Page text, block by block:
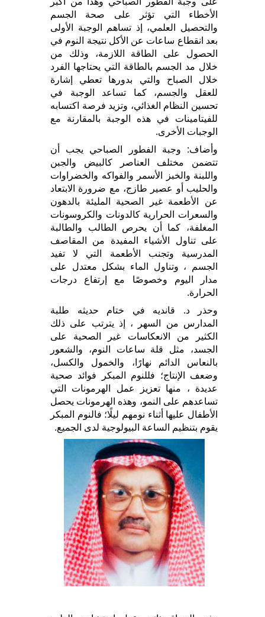
الأخطاء التي تؤثر على صحة الجسم
والتحصيل العلمي، إذ تساهم الوجبة الأولى
بعد انقطاع ساعات عن الأكل نتيجة النوم في
الحصول على الطاقة اللازمة، وذلك من
خلال مد الجسم بالطاقة التي يحتاجها الفرد
خلال الصباح والتي بدورها تعطي إشارة
للعقل والجسم، كما تساعد الوجبة في
تحسين النظام الغذائي، وتزيد فرصة اكتسابه
للفيتامينات في هذه الوجبة بالمقارنة مع
الوجبات الأخرى.
وأضاف: وجبة الفطور الصباحي يجب أن
تتضمن مختلف العناصر كالبيض والجبن
واللبنة والخبز الأسمر والفواكه والخضراوات
والحليب أو عصير طازج، مع ضرورة الابتعاد
عن الأطعمة غير الصحية المليئة بالدهون
والسعرات الحرارية كالدونات والكروسونات
المغلفة، كما أن يحرص الطالب والطالبة
على تناول الأشياء المفيدة من المقاصف
المدرسية وتجنب الأطعمة التي لا تفيد
الجسم ، وتناول الماء بشكل معتدل على
مدار اليوم وخصوصًا مع إرتفاع درجات
الحرارة.
وحذر د. قانديه في ختام حديثه طلبة
المدارس من السهر ، إذ يترتب على ذلك
الكثير من الانعكاسات غير الصحية على
الجسد، مثل قلة ساعات النوم، والشعور
بالنعاس الدائم نهارًا، والخمول والكسل،
وضعف الإنتاج؛ فللنوم المبكر فوائد صحية
عديدة ، منها تعزيز عمل الهرمونات التي
تساعدهم على النمو، وهذه الهرمونات يحصل
الأطفال عليها أثناء نومهم ليلًا؛ فالنوم المبكر
يقوم بتنظيم الساعة البيولوجية لدى الجميع.